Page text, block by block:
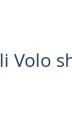
Volo